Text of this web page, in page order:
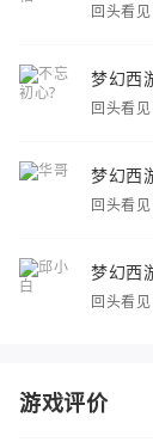
回头看见
梦幻西
回头看见
梦幻西
回头看见
梦幻西
回头看见
游戏评价